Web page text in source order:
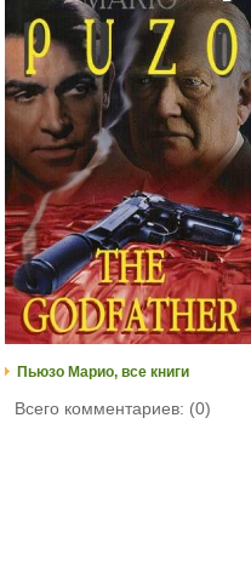
Пьюзо Марио, все книги
Всего комментариев: (0)